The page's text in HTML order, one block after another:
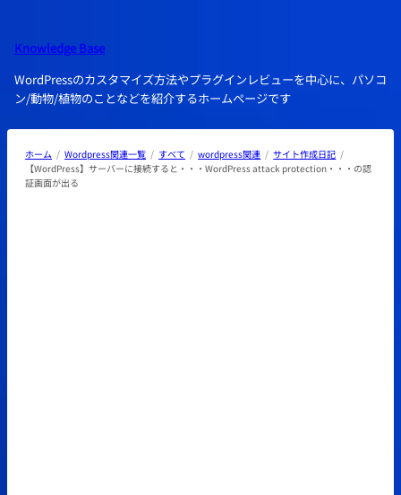
を
ス
キ
ッ
プ
Knowledge Base
WordPressのカスタマイズ方法やプラグインレビューを中心に、パソコ
ン/動物/植物のことなどを紹介するホームページです
ホーム Wordpress関連一覧 すべて wordpress関連
サイト作成日記
【WordPress】サーバーに接続すると・・・WordPress attack protection・・・の認
証画面が出る